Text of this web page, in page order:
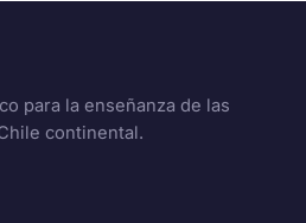
para la enseñanza de las
continental.